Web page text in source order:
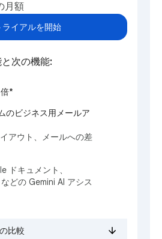
月額
ライアルを開始
次の機能:
*
のビジネス用メールア
アウト、メールへの差
ドキュメント、
どの Gemini AI アシス
比較